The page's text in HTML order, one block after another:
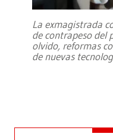
La exmagistrada
de contrapeso del
olvido, reformas
de nuevas